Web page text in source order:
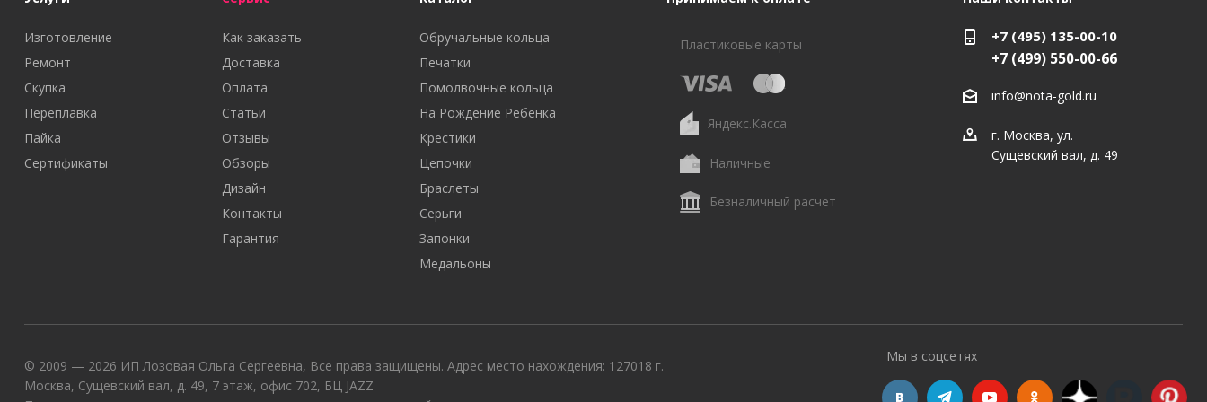
Изготовление
Ремонт
Скупка
Переплавка
Пайка
Сертификаты
Как заказать
Доставка
Оплата
Статьи
Отзывы
Обзоры
Дизайн
Контакты
Гарантия
Обручальные кольца
Печатки
Помолвочные кольца
На Рождение Ребенка
Крестики
Цепочки
Браслеты
Серьги
Запонки
Медальоны
Пластиковые карты
Яндекс.Касса
Наличные
Безналичный расчет
+7 (495) 135-00-10
+7 (499) 550-00-66
info@nota-gold.ru
г. Москва, ул.
Сущевский вал, д. 49
© 2009 — 2026 ИП Лозовая Ольга Сергеевна, Все права защищены. Адрес место нахождения: 127018 г.
Москва, Сущевский вал, д. 49, 7 этаж, офис 702, БЦ JAZZ
Мы в соцсетях